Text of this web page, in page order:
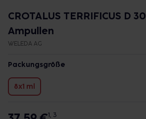
CROTALUS TERRIFICUS D 30
Ampullen
WELEDA AG
Packungsgröße
8x1 ml
1, 3